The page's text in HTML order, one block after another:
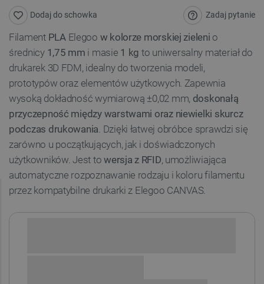
Zadaj pytanie
Dodaj do schowka
Filament PLAElegoo w kolorze morskiej zieleni o
średnicy 1,75 mm i masie 1 kg to uniwersalny materiał do
drukarek 3D FDM, idealny do tworzenia modeli,
prototypów oraz elementów użytkowych. Zapewnia
wysoką dokładność wymiarową ±0,02 mm, doskonałą
przyczepność między warstwami oraz niewielki skurcz
podczas drukowania. Dzięki łatwej obróbce sprawdzi się
zarówno u początkujących, jak i doświadczonych
użytkowników. Jest towersja z RFID, umożliwiająca
automatyczne rozpoznawanie rodzaju i koloru filamentu
przez kompatybilne drukarki z Elegoo CANVAS.